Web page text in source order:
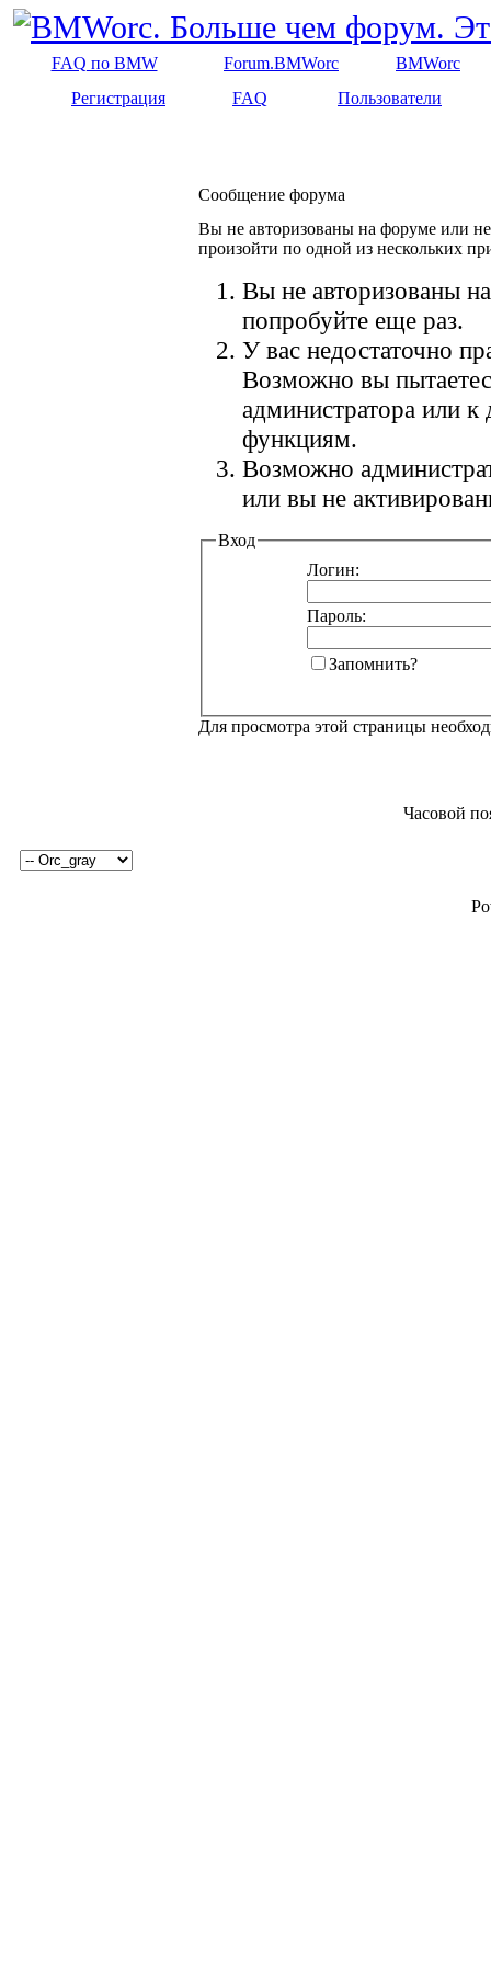
FAQ по BMW Forum.BMWorc
BMWorc
Регистрация
FAQ Пользователи
Сообщение форума
Вы не авторизованы на форуме или
произойти по одной из нескольких
Вы не авторизованы
попробуйте еще раз.
У вас недостаточно
Возможно вы
администратора или
функциям.
Возможно
или вы не
Вход
Логин:
Пароль:
Запомнить?
Для просмотра этой страницы
Часовой